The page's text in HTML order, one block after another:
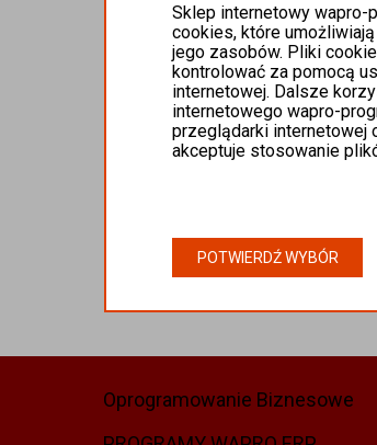
Oprogramowanie Biznesowe
Sklep internetowy wapro-
cookies, które
jego zasobów. Pliki
kontrolować za pomocą
internetowej. Dalsze
internetowego wapro-
przeglądarki internetowej
akceptuje stosowanie
POTWIERDŹ WYBÓR